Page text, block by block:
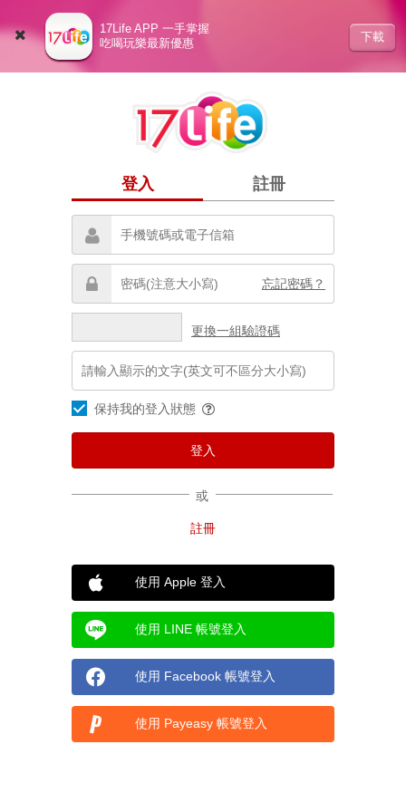
17Life APP 一手掌握
吃喝玩樂最新優惠
下載
登入 註冊
忘記密碼？
更換一組驗證碼
保持我的登入狀態
或
使用 Apple 登入
使用 LINE 帳號登入
使用 Facebook 帳號登入
使用 Payeasy 帳號登入